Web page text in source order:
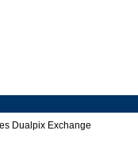
Dualpix Exchange